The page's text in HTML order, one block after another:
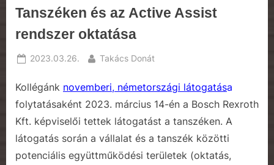
Tanszéken és az Active Assist
rendszer oktatása
Posted
2023.03.26. By
Takács Donát
Kollégánk novemberi, németországi látogatása
folytatásaként 2023. március 14-én a Bosch Rexroth
Kft. képviselői tettek látogatást a tanszéken. A
látogatás során a vállalat és a tanszék közötti
potenciális együttműködési területek (oktatás,